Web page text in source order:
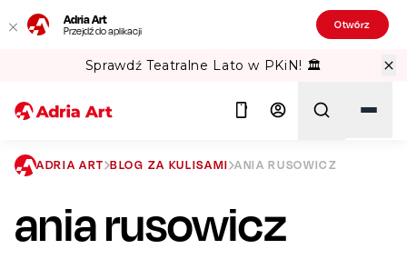
Adria Art
Przejdź do aplikacji Otwórz
Sprawdź Teatralne Lato w PKiN! 🏛️
ADRIA ART BLOG ZA KULISAMI ANIA RUSOWICZ
ania rusowicz